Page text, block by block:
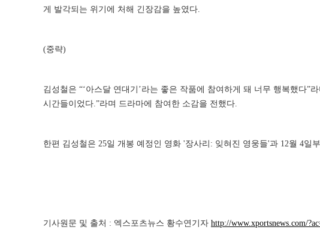
게 발각되는 위기에 처해 긴장감을 높였다.
(중략)
김성철은 “‘아스달 연대기’라는 좋은 작품에 참여하게 돼 너무 행복했다
시간들이었다.”라며 드라마에 참여한 소감을 전했다.
한편 김성철은 25일 개봉 예정인 영화 '장사리: 잊혀진 영웅들'과 12월 4
기사원문 및 출처 : 엑스포츠뉴스 황수연기자 http://www.xportsnews.com/